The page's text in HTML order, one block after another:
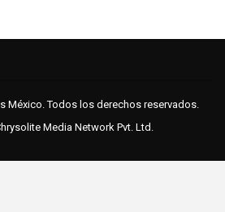
México. Todos los derechos reservados.
Media Network Pvt. Ltd.